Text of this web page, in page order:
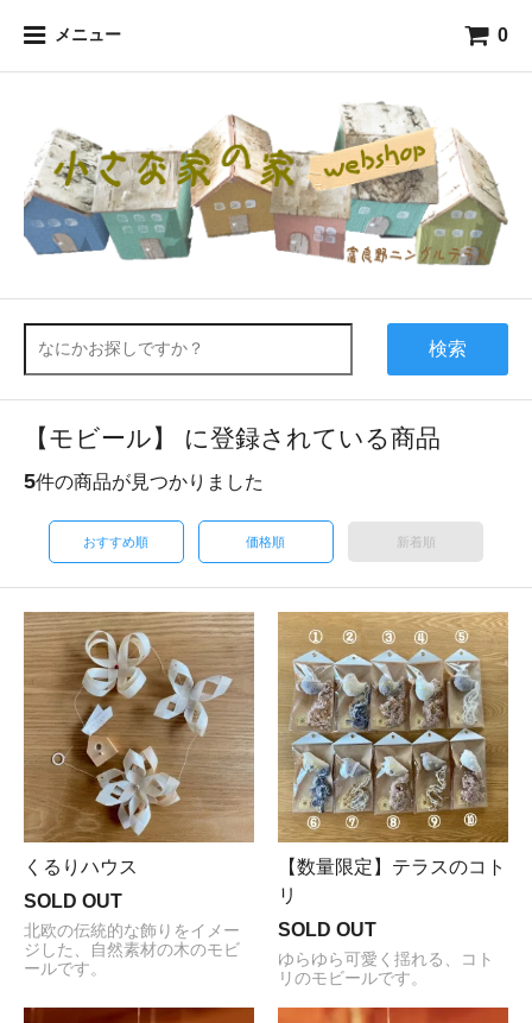
メニュー 0
検索
【モビール】 に登録されている商品
5件の商品が見つかりました
おすすめ順 価格順 新着順
くるりハウス
SOLD OUT
北欧の伝統的な飾りをイメー
ジした、自然素材の木のモビ
ールです。
【数量限定】テラスのコト
リ
SOLD OUT
ゆらゆら可愛く揺れる、コト
リのモビールです。